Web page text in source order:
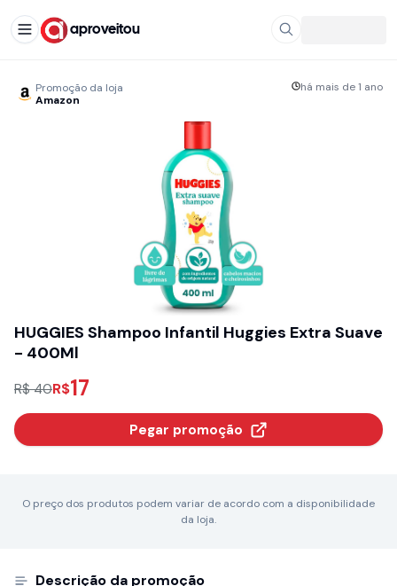
aproveitou
Promoção da loja
Amazon
há mais de 1 ano
HUGGIES Shampoo Infantil Huggies Extra Suave
- 400Ml
R$ 40R$17
Pegar promoção
O preço dos produtos podem variar de acordo com a disponibilidade
da loja.
Descrição da promoção